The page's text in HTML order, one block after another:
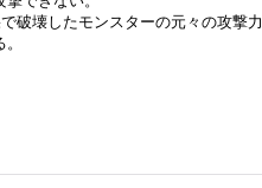
破壊したモンスターの元々の攻撃力